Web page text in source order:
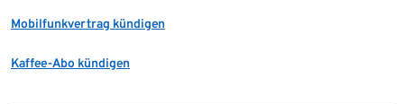
Mobilfunkvertrag kündigen
Kaffee-Abo kündigen